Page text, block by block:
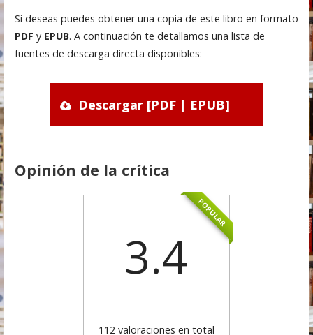
Si deseas puedes obtener una copia de este libro en formato
PDF y EPUB. A continuación te detallamos una lista de
fuentes de descarga directa disponibles:
Descargar [PDF | EPUB]
Opinión de la crítica
POPULAR
3.4
112 valoraciones en total